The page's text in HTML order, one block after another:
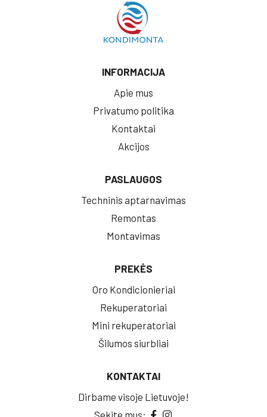
INFORMACIJA
Apie mus
Privatumo politika
Kontaktai
Akcijos
PASLAUGOS
Techninis aptarnavimas
Remontas
Montavimas
PREKĖS
Oro Kondicionieriai
Rekuperatoriai
Mini rekuperatoriai
Šilumos siurbliai
KONTAKTAI
Dirbame visoje Lietuvoje!
Sekite mus: